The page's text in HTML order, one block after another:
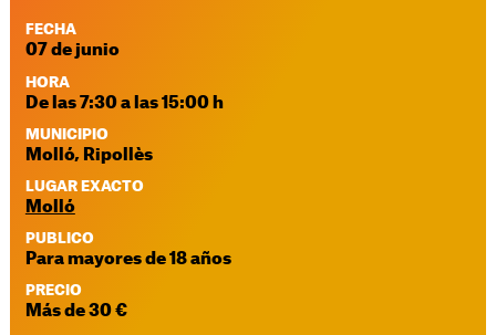
FECHA
07 de junio
HORA
De las 7:30 a las 15:00 h
MUNICIPIO
Molló, Ripollès
LUGAR EXACTO
Molló
PUBLICO
Para mayores de 18 años
PRECIO
Más de 30 €